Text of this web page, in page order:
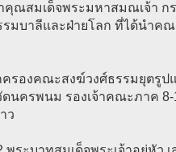
คุณสมเด็จพระมหาสมณเจ้า
มบาลีและฝ่ายโลก ที่ได้นำ
ครองคณะสงฆ์วงศ์ธรรมยุตรูป
นครพนม รองเจ้าคณะภาค
ว